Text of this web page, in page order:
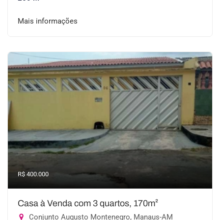
Mais informações
R$ 400.000
Casa à Venda com 3 quartos, 170m²
Conjunto Augusto Montenegro, Manaus-AM